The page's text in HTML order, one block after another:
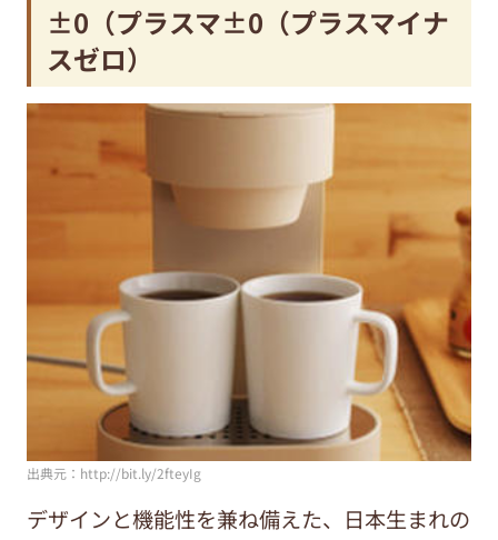
±0（プラスマ±0（プラスマイナ
スゼロ）
出典元：http://bit.ly/2fteyIg
デザインと機能性を兼ね備えた、日本生まれの